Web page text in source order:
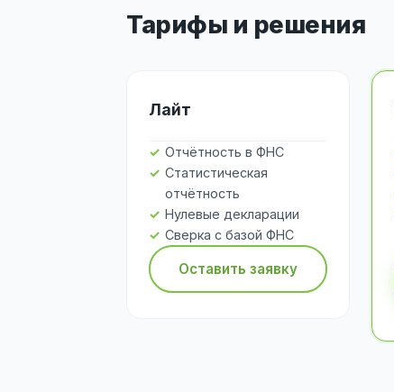
Тарифы и решения
Лайт
Отчётность в ФНС
Статистическая
отчётность
Нулевые декларации
Сверка с базой ФНС
Оставить заявку